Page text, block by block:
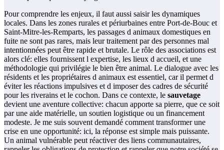
Pour comprendre les enjeux, il faut aussi saisir les dynamiques
locales. Dans les zones rurales et périurbaines entre Port-de-Bouc et
Saint-Mitre-les-Remparts, les passages d animaux domestiques en
fuite ne sont pas rares, mais leur traitement par des personnes mal
intentionnées peut être rapide et brutale. Le rôle des associations est
alors clé: elles fournissent l expertise, les lieux d accueil, et une
méthodologie qui privilégie le bien être animal. Le dialogue avec les
résidents et les propriétaires d animaux est essentiel, car il permet d
éviter les réactions impulsives et d imposer des cadres de sécurité
pour les riverains et le cochon. Dans ce contexte, le sauvetage
devient une aventure collective: chacun apporte sa pierre, que ce soit
par une aide matérielle, un soutien logistique ou un financement
modeste. Je me suis souvent demandé comment transformer une
crise en une opportunité: ici, la réponse est simple mais puissante.
Un animal vulnérable peut réactiver des liens communautaires,